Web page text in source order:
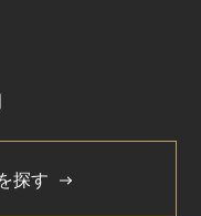
探す